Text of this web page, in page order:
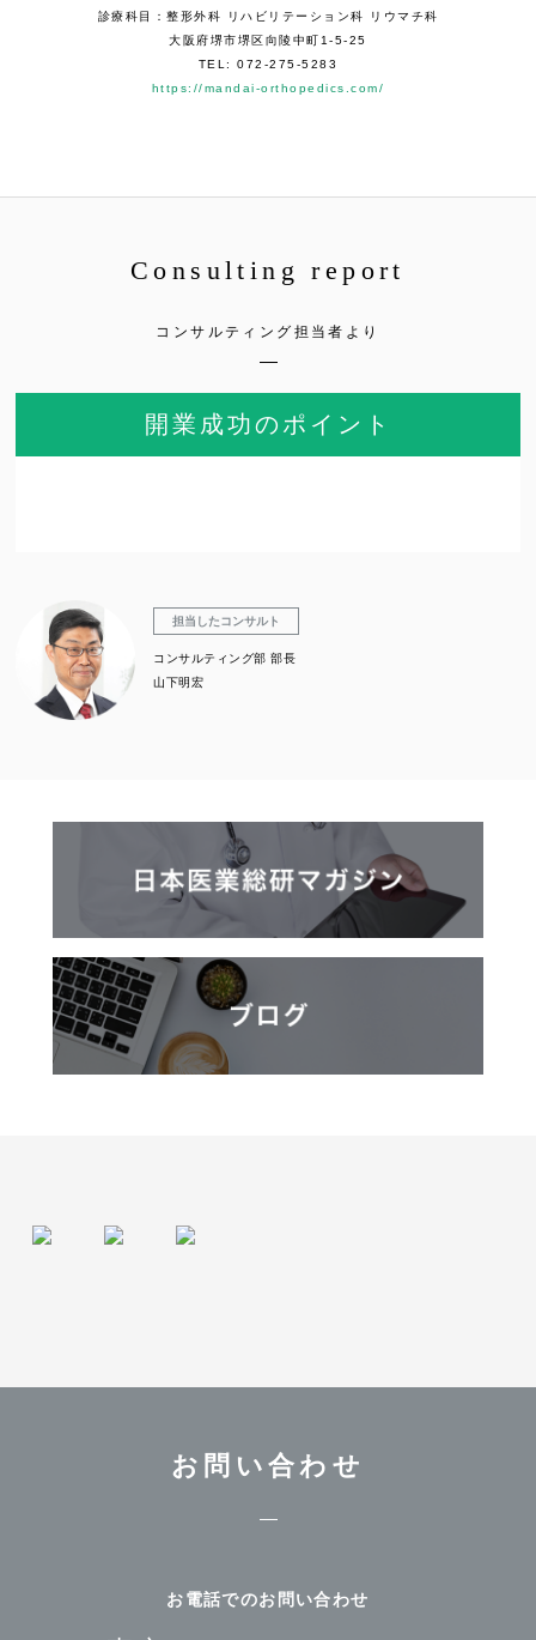
診療科目：整形外科 リハビリテーション科 リウマチ科
大阪府堺市堺区向陵中町1-5-25
TEL: 072-275-5283
https://mandai-orthopedics.com/
Consulting report
コンサルティング担当者より
開業成功のポイント
担当したコンサルト
コンサルティング部 部長
山下明宏
お問い合わせ
お電話でのお問い合わせ